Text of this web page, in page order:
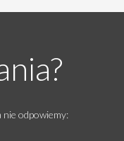
nie odpowiemy: